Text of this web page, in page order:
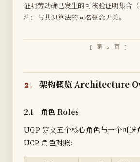
证明劳动确已发生的可核验证明集合
注：与共识算法的同名概念无关。
[ 第 2 页 ]
2. 架构概览 Architecture
2.1 角色 Roles
UGP 定义五个核心角色与一个可选
UCP 角色对照：